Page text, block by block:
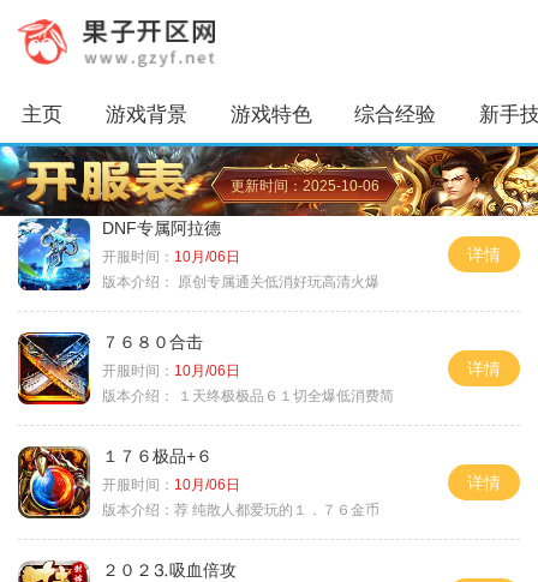
主页 游戏背景 游戏特色 综合经验 新手
更新时间：2025-10-06
DNF专属阿拉德
开服时间： 10月/06日
版本介绍：
原创专属通关低消好玩高清火爆
详情
７６８０合击
开服时间： 10月/06日
版本介绍：
１天终极极品６１切全爆低消费简
详情
１７６极品+６
开服时间： 10月/06日
版本介绍： 荐 纯散人都爱玩的１．７６金币
详情
２０２⒊吸血倍攻